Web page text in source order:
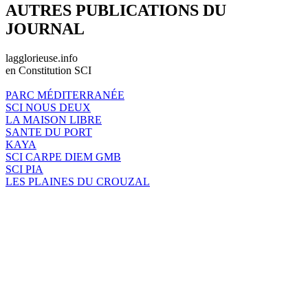
AUTRES PUBLICATIONS DU
JOURNAL
lagglorieuse.info
en Constitution SCI
PARC MÉDITERRANÉE
SCI NOUS DEUX
LA MAISON LIBRE
SANTE DU PORT
KAYA
SCI CARPE DIEM GMB
SCI PIA
LES PLAINES DU CROUZAL